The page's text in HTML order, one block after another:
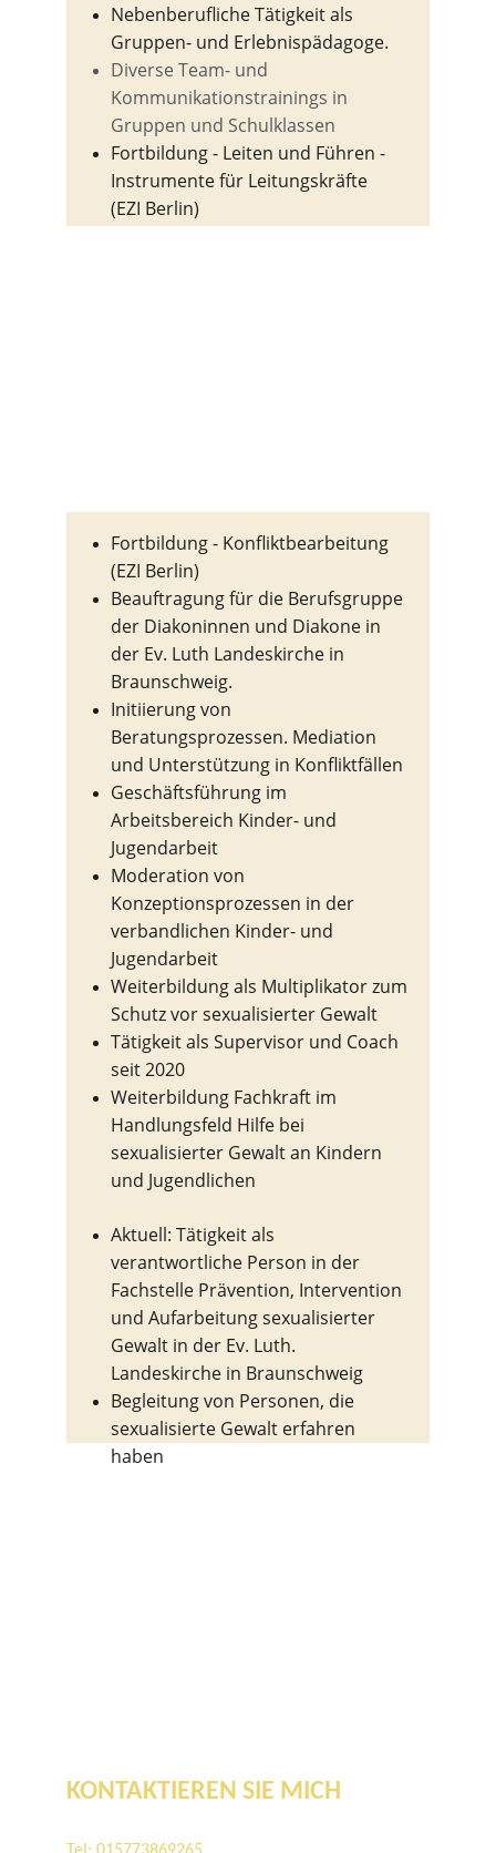
Fortbildung - Konfliktbearbeitung
(EZI Berlin)
Beauftragung für die Berufsgruppe
der Diakoninnen und Diakone in
der Ev. Luth Landeskirche in
Braunschweig.
Initiierung von
Beratungsprozessen. Mediation
und Unterstützung in Konfliktfällen
Geschäftsführung im
Arbeitsbereich Kinder- und
Jugendarbeit
Moderation von
Konzeptionsprozessen in der
verbandlichen Kinder- und
Jugendarbeit
Weiterbildung als Multiplikator zum
Schutz vor sexualisierter Gewalt
Tätigkeit als Supervisor und Coach
seit 2020
Weiterbildung Fachkraft im
Handlungsfeld Hilfe bei
sexualisierter Gewalt an Kindern
und Jugendlichen
Aktuell: Tätigkeit als
verantwortliche Person in der
Fachstelle Prävention, Intervention
und Aufarbeitung sexualisierter
Gewalt in der Ev. Luth.
Landeskirche in Braunschweig
Begleitung von Personen, die
sexualisierte Gewalt erfahren
haben
Nebenberufliche Tätigkeit als
Gruppen- und Erlebnispädagoge.
Diverse Team- und
Kommunikationstrainings in
Gruppen und Schulklassen
Fortbildung - Leiten und Führen -
Instrumente für Leitungskräfte
(EZI Berlin)
KONTAKTIEREN SIE MICH